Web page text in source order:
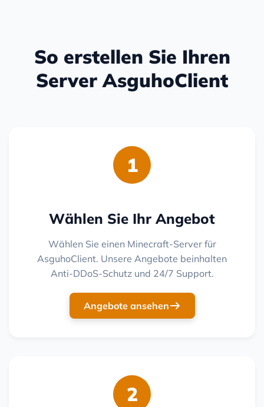
So erstellen Sie Ihren
Server AsguhoClient
1
Wählen Sie Ihr Angebot
Wählen Sie einen Minecraft-Server für
AsguhoClient. Unsere Angebote beinhalten
Anti-DDoS-Schutz und 24/7 Support.
Angebote ansehen
2